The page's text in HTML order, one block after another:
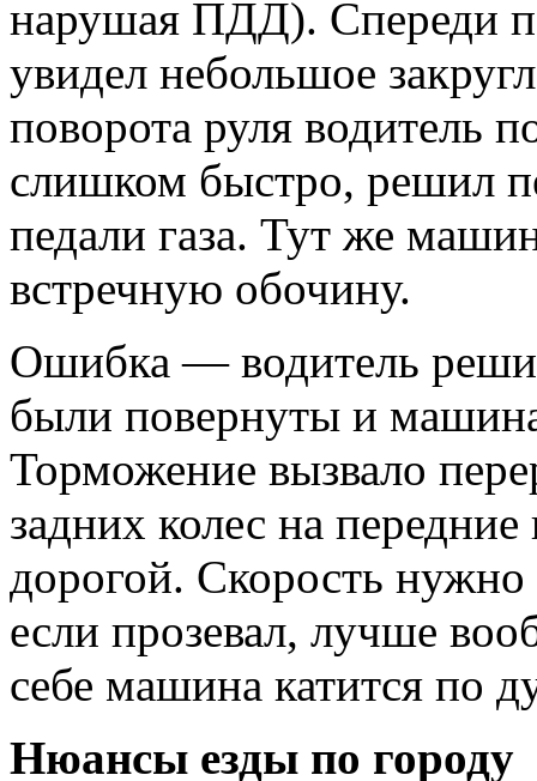
нарушая ПДД). Спереди
увидел небольшое
поворота руля водитель
слишком быстро, решил
педали газа. Тут же
встречную обочину.
Ошибка — водитель
были повернуты и
Торможение вызвало
задних колес на
дорогой. Скорость
если прозевал, лучше
себе машина катится по
Нюансы езды по городу